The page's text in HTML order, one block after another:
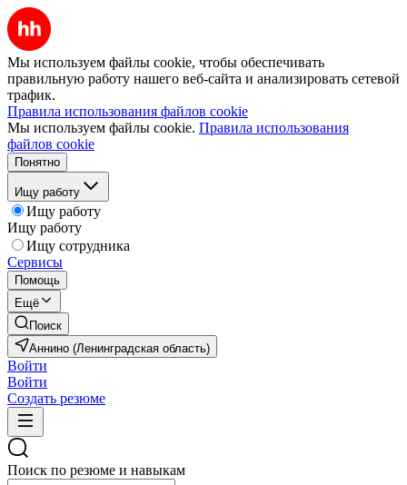
Мы используем файлы cookie, чтобы обеспечивать
правильную работу нашего веб-сайта и анализировать сетевой
трафик.
Правила использования файлов cookie
Мы используем файлы cookie. Правила использования
файлов cookie
Понятно
Ищу работу
Ищу работу
Ищу работу
Ищу сотрудника
Сервисы
Помощь
Ещё
Поиск
Аннино (Ленинградская область)
Войти
Войти
Создать резюме
Поиск по резюме и навыкам